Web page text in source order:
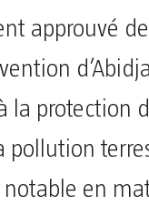
approuvé
la protection
pollution
notable en